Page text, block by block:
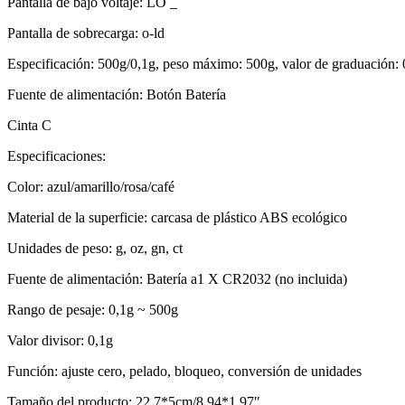
Pantalla de sobrecarga: o-ld
Especificación: 500g/0,1g, peso máximo: 500g, valor de graduación:
Fuente de alimentación: Botón Batería
Cinta C
Especificaciones:
Color: azul/amarillo/rosa/café
Material de la superficie: carcasa de plástico ABS ecológico
Unidades de peso: g, oz, gn, ct
Fuente de alimentación: Batería a1 X CR2032 (no incluida)
Rango de pesaje: 0,1g ~ 500g
Valor divisor: 0,1g
Función: ajuste cero, pelado, bloqueo, conversión de unidades
Tamaño del producto: 22,7*5cm/8,94*1,97″